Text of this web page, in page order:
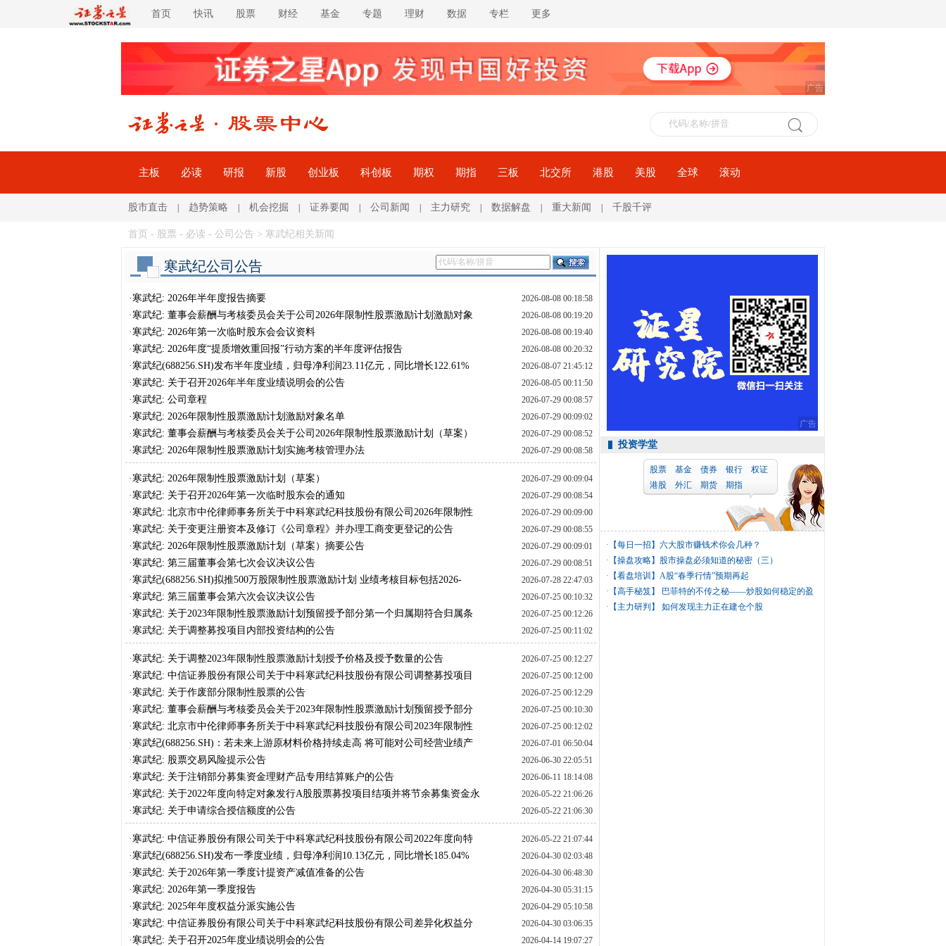
首页 快讯 股票 财经 基金 专题 理财 数据 专栏 更多
广告
主板 必读 研报 新股 创业板 科创板 期权 期指 三板 北交所 港股 美股 全球 滚动
股市直击 趋势策略 机会挖掘 证券要闻 公司新闻 主力研究 数据解盘 重大新闻 千股千评
首页 - 股票 - 必读 - 公司公告 > 寒武纪相关新闻
寒武纪公司公告
·寒武纪: 2026年半年度报告摘要 2026-08-08 00:18:58
·寒武纪: 董事会薪酬与考核委员会关于公司2026年限制性股票激励计划激励对象
名单的公示情况说明及核查意见
2026-08-08 00:19:20
·寒武纪: 2026年第一次临时股东会会议资料 2026-08-08 00:19:40
·寒武纪: 2026年度“提质增效重回报”行动方案的半年度评估报告 2026-08-08 00:20:32
·寒武纪(688256.SH)发布半年度业绩，归母净利润23.11亿元，同比增长122.61% 2026-08-07 21:45:12
·寒武纪: 关于召开2026年半年度业绩说明会的公告 2026-08-05 00:11:50
·寒武纪: 公司章程 2026-07-29 00:08:57
·寒武纪: 2026年限制性股票激励计划激励对象名单 2026-07-29 00:09:02
·寒武纪: 董事会薪酬与考核委员会关于公司2026年限制性股票激励计划（草案）
的核查意见
2026-07-29 00:08:52
·寒武纪: 2026年限制性股票激励计划实施考核管理办法 2026-07-29 00:08:58
·寒武纪: 2026年限制性股票激励计划（草案） 2026-07-29 00:09:04
·寒武纪: 关于召开2026年第一次临时股东会的通知 2026-07-29 00:08:54
·寒武纪: 北京市中伦律师事务所关于中科寒武纪科技股份有限公司2026年限制性
股票激励计划的法律意见书
2026-07-29 00:09:00
·寒武纪: 关于变更注册资本及修订《公司章程》并办理工商变更登记的公告 2026-07-29 00:08:55
·寒武纪: 2026年限制性股票激励计划（草案）摘要公告 2026-07-29 00:09:01
·寒武纪: 第三届董事会第七次会议决议公告 2026-07-29 00:08:51
·寒武纪(688256.SH)拟推500万股限制性股票激励计划 业绩考核目标包括2026-
2028年累计营收不低于1000亿元
2026-07-28 22:47:03
·寒武纪: 第三届董事会第六次会议决议公告 2026-07-25 00:10:32
·寒武纪: 关于2023年限制性股票激励计划预留授予部分第一个归属期符合归属条
件的公告
2026-07-25 00:12:26
·寒武纪: 关于调整募投项目内部投资结构的公告 2026-07-25 00:11:02
·寒武纪: 关于调整2023年限制性股票激励计划授予价格及授予数量的公告 2026-07-25 00:12:27
·寒武纪: 中信证券股份有限公司关于中科寒武纪科技股份有限公司调整募投项目
内部投资结构的核查意见
2026-07-25 00:12:00
·寒武纪: 关于作废部分限制性股票的公告 2026-07-25 00:12:29
·寒武纪: 董事会薪酬与考核委员会关于2023年限制性股票激励计划预留授予部分
第一个归属期归属名单的核查意见
2026-07-25 00:10:30
·寒武纪: 北京市中伦律师事务所关于中科寒武纪科技股份有限公司2023年限制性
股票激励计划授予价格及授予数量调整、预留授予部分第一个归属期归属条件成
就暨部分限制性股票作废事项的法律意见书
2026-07-25 00:12:02
·寒武纪(688256.SH)：若未来上游原材料价格持续走高 将可能对公司经营业绩产
生不利影响
2026-07-01 06:50:04
·寒武纪: 股票交易风险提示公告 2026-06-30 22:05:51
·寒武纪: 关于注销部分募集资金理财产品专用结算账户的公告 2026-06-11 18:14:08
·寒武纪: 关于2022年度向特定对象发行A股股票募投项目结项并将节余募集资金永
久补充流动资金的公告
2026-05-22 21:06:26
·寒武纪: 关于申请综合授信额度的公告 2026-05-22 21:06:30
·寒武纪: 中信证券股份有限公司关于中科寒武纪科技股份有限公司2022年度向特
定对象发行A股股票募投项目结项并将节余募集资金永久补充流动资金的核查意见
2026-05-22 21:07:44
·寒武纪(688256.SH)发布一季度业绩，归母净利润10.13亿元，同比增长185.04% 2026-04-30 02:03:48
·寒武纪: 关于2026年第一季度计提资产减值准备的公告 2026-04-30 06:48:30
·寒武纪: 2026年第一季度报告 2026-04-30 05:31:15
·寒武纪: 2025年年度权益分派实施公告 2026-04-29 05:10:58
·寒武纪: 中信证券股份有限公司关于中科寒武纪科技股份有限公司差异化权益分
派特殊除权除息事项的核查意见
2026-04-30 03:06:35
·寒武纪: 关于召开2025年度业绩说明会的公告 2026-04-14 19:07:27
广告
投资学堂
股票 基金 债券 银行
权证
港股
外汇 期货 期指
· 【每日一招】 六大股市赚钱术你会几种？
· 【操盘攻略】 股市操盘必须知道的秘密（三）
· 【看盘培训】 A股“春季行情”预期再起
· 【高手秘笈】
巴菲特的不传之秘——炒股如何稳定的盈
利
· 【主力研判】 如何发现主力正在建仓个股